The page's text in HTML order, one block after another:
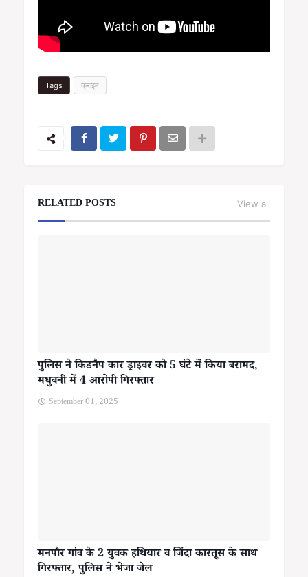
Tags क्राइम
RELATED POSTS View all
पुलिस ने किडनैप कार ड्राइवर को 5 घंटे में किया बरामद,
मधुबनी में 4 आरोपी गिरफ्तार
September 01, 2025
मनपौर गांव के 2 युवक हथियार व जिंदा कारतूस के साथ
गिरफ्तार, पुलिस ने भेजा जेल